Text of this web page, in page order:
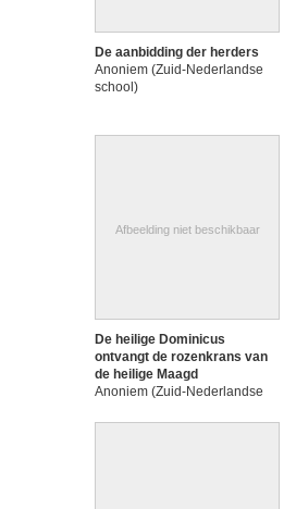
De aanbidding der herders
Anoniem (Zuid-Nederlandse
school)
Afbeelding niet beschikbaar
De heilige Dominicus
ontvangt de rozenkrans van
de heilige Maagd
Anoniem (Zuid-Nederlandse